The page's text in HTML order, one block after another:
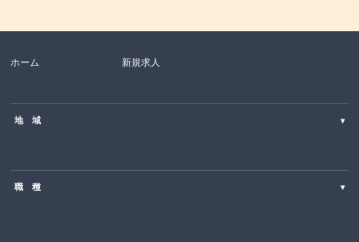
ホーム 新規求人
地 域 ▾
東北
職 種 ▾